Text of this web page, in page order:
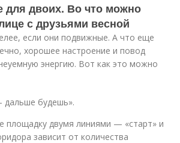
для двоих. Во что можно
с друзьями весной
если они подвижные. А что еще
хорошее настроение и повод
энергию. Вот как это можно
будешь».
площадку двумя линиями — «старт» и
зависит от количества